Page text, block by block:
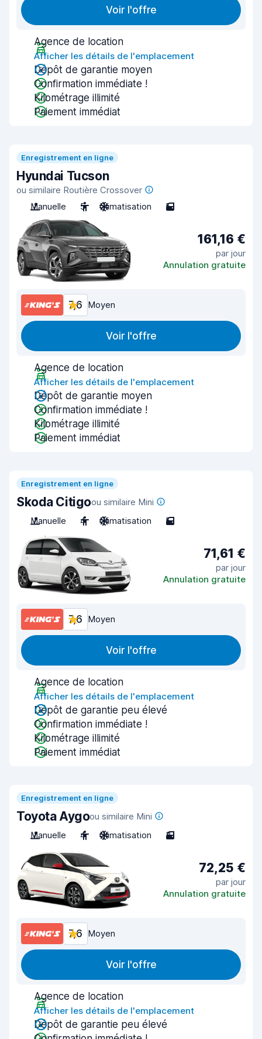
Voir l'offre
Agence de location
Afficher les détails de l'emplacement
Dépôt de garantie moyen
Confirmation immédiate !
Kilométrage illimité
Paiement immédiat
Enregistrement en ligne
Hyundai Tucson
ou similaire Routière Crossover
Manuelle
5 Climatisation 5
161,16 €
par jour
Annulation gratuite
7,6 Moyen
Voir l'offre
Agence de location
Afficher les détails de l'emplacement
Dépôt de garantie moyen
Confirmation immédiate !
Kilométrage illimité
Paiement immédiat
Enregistrement en ligne
Skoda Citigoou similaire Mini
Manuelle
4 Climatisation 5
71,61 €
par jour
Annulation gratuite
7,6 Moyen
Voir l'offre
Agence de location
Afficher les détails de l'emplacement
Dépôt de garantie peu élevé
Confirmation immédiate !
Kilométrage illimité
Paiement immédiat
Enregistrement en ligne
Toyota Aygoou similaire Mini
Manuelle
4 Climatisation 3
72,25 €
par jour
Annulation gratuite
7,6 Moyen
Voir l'offre
Agence de location
Afficher les détails de l'emplacement
Dépôt de garantie peu élevé